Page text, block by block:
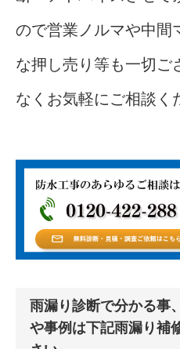
ので営業ノルマや中間
な押し売り等も一切ご
なくお気軽にご相談く
雨漏り診断で分かる事
や事例は下記雨漏り補